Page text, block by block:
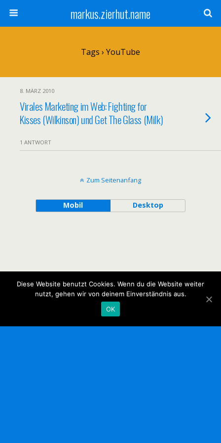
markus.zierhut.name
Tags › YouTube
8. MÄRZ 2010
Virales Marketing im Web: Fighting for
Kisses (Wilkinson) und Get The Glass (Milk)
1 ANTWORT
Zum Seitenanfang
Mobil Desktop
Diese Website benutzt Cookies. Wenn du die Website weiter
nutzt, gehen wir von deinem Einverständnis aus.
OK